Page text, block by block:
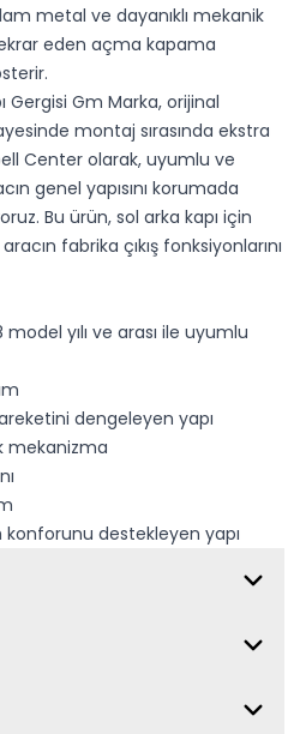
metal ve dayanıklı mekanik
eden açma kapama
Gergisi Gm Marka, orijinal
montaj sırasında ekstra
Center olarak, uyumlu ve
genel yapısını korumada
Bu ürün, sol arka kapı için
fabrika çıkış fonksiyonlarını
yılı ve arası ile uyumlu
dengeleyen yapı
mekanizma
konforunu destekleyen yapı